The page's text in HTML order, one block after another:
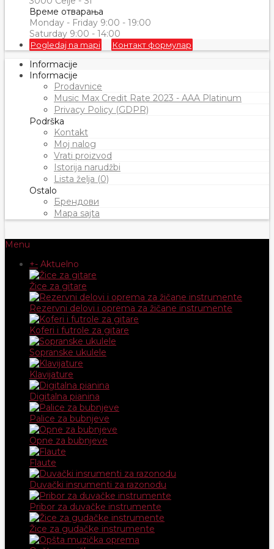
Време отварања
Monday - Friday 9:00 - 19:00
Saturday 9:00 - 14:00
Pogledaj na mapi Контакт формулар
Informacije
Informacije
Prodavnice
Music Max Credit Rate 2023 - AAA Platinum
Privacy Policy (GDPR)
Podrška
Kontakt
Moj nalog
Vrati proizvod
Istorija narudžbi
Lista želja (0)
Ostalo
Брендови
Mapa sajta
Menu
+- Aktuelno
Žice za gitare
Rezervni delovi i oprema za žičane instrumente
Koferi i futrole za gitare
Sopranske ukulele
Klavijature
Digitalna pianina
Palice za bubnjeve
Opne za bubnjeve
Flaute
Duvački insrumenti za razonodu
Pribor za duvačke instrumente
Žice za gudačke instrumente